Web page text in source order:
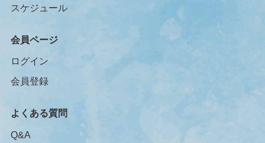
スケジュール
会員ページ
ログイン
会員登録
よくある質問
Q&A